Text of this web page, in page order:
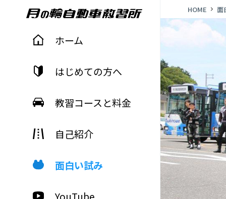
月の輪自動車教習所
ホーム
はじめての方へ
教習コースと料金
自己紹介
面白い試み
YouTube
HOME 面